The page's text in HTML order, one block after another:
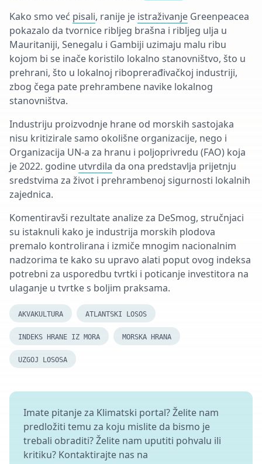
Kako smo već pisali, ranije je istraživanje Greenpeacea
pokazalo da tvornice ribljeg brašna i ribljeg ulja u
Mauritaniji, Senegalu i Gambiji uzimaju malu ribu
kojom bi se inače koristilo lokalno stanovništvo, što u
prehrani, što u lokalnoj riboprerađivačkoj industriji,
zbog čega pate prehrambene navike lokalnog
stanovništva.
Industriju proizvodnje hrane od morskih sastojaka
nisu kritizirale samo okolišne organizacije, nego i
Organizacija UN-a za hranu i poljoprivredu (FAO) koja
je 2022. godine utvrdila da ona predstavlja prijetnju
sredstvima za život i prehrambenoj sigurnosti lokalnih
zajednica.
Komentiravši rezultate analize za DeSmog, stručnjaci
su istaknuli kako je industrija morskih plodova
premalo kontrolirana i izmiče mnogim nacionalnim
nadzorima te kako su upravo alati poput ovog indeksa
potrebni za usporedbu tvrtki i poticanje investitora na
ulaganje u tvrtke s boljim praksama.
AKVAKULTURA ATLANTSKI LOSOS
INDEKS HRANE IZ MORA MORSKA HRANA
UZGOJ LOSOSA
Imate pitanje za Klimatski portal? Želite nam
predložiti temu za koju mislite da bismo je
trebali obraditi? Želite nam uputiti pohvalu ili
kritiku? Kontaktirajte nas na